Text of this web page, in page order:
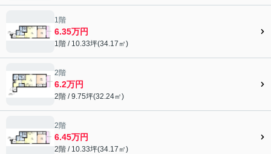
1階
6.35万円
1階 / 10.33坪(34.17㎡)
2階
6.2万円
2階 / 9.75坪(32.24㎡)
2階
6.45万円
2階 / 10.33坪(34.17㎡)